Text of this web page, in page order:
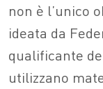
non è l’unico
ideata da
qualificante
utilizzano